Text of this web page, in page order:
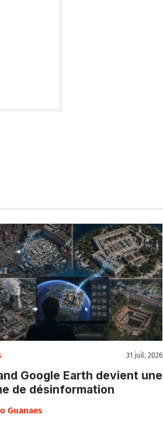
31 juil. 2026
Google Earth devient une
de désinformation
Guanaes